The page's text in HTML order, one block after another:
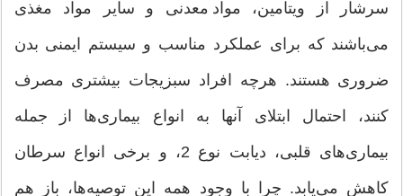
سرشار از ویتامین، مواد معدنی و سایر مواد مغذی
می‌باشند که برای عملکرد مناسب و سیستم ایمنی بدن
ضروری هستند. هرچه افراد سبزیجات بیشتری مصرف
کنند، احتمال ابتلای آنها به انواع بیماری‌ها از جمله
بیماری‌های قلبی، دیابت نوع 2، و برخی انواع سرطان
کاهش می‌یابد. چرا با وجود همه این توصیه‌ها، باز هم